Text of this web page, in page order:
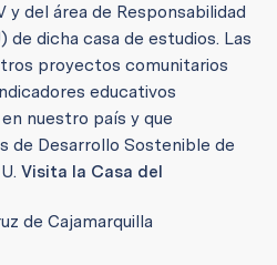
y del área de Responsabilidad
de dicha casa de estudios. Las
proyectos comunitarios
educativos
nuestro país y que
de Desarrollo Sostenible de
Visita la Casa del
de Cajamarquilla